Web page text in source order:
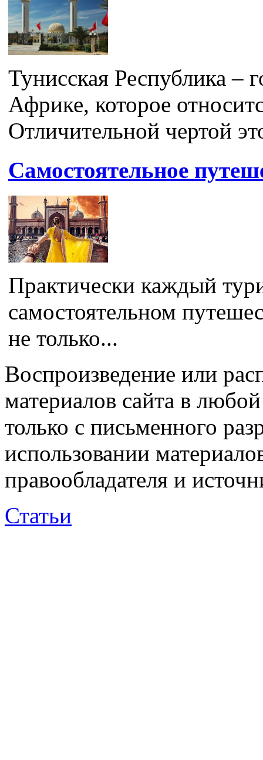
Тунисская Республика –
Африке, которое
Отличительной чертой
Самостоятельное
Практически каждый
самостоятельном
не только...
Воспроизведение или
материалов сайта в
только с письменного
использовании
правообладателя и
Статьи